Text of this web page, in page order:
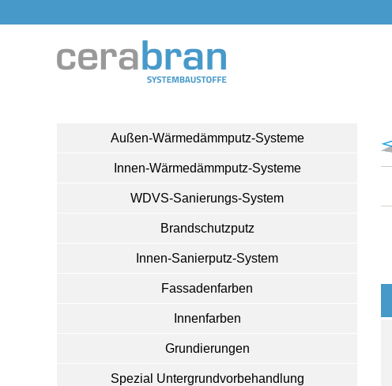
Außen-Wärmedämmputz-Systeme
Innen-Wärmedämmputz-Systeme
WDVS-Sanierungs-System
Brandschutzputz
Innen-Sanierputz-System
Fassadenfarben
Innenfarben
Grundierungen
Spezial Untergrundvorbehandlung